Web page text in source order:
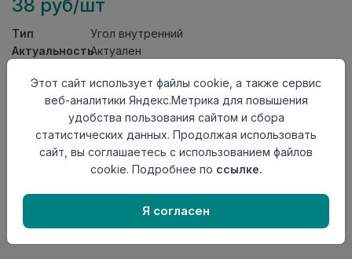
38 руб/шт
Тип
Угол внутренний
АктуальностьАктуален
Осталось147 шт
Добавить в корзину
Внимание! Внешний вид товара может отличаться от
представленного на настоящем сайте. Проверяйте
в момент приобретения товара.
Этот сайт использует файлы cookie, а также сервис
веб-аналитики Яндекс.Метрика для повышения
удобства пользования сайтом и сбора
статистических данных. Продолжая использовать
сайт, вы соглашаетесь с использованием файлов
cookie. Подробнее по ссылке.
Я согласен